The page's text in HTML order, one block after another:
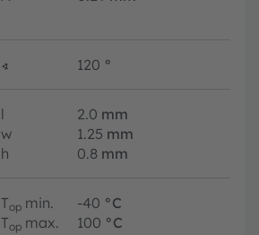
∢ 120 °
l 2.0 mm
w
1.25 mm
h
0.8 mm
Top min. -40 °C
Top max. 100 °C